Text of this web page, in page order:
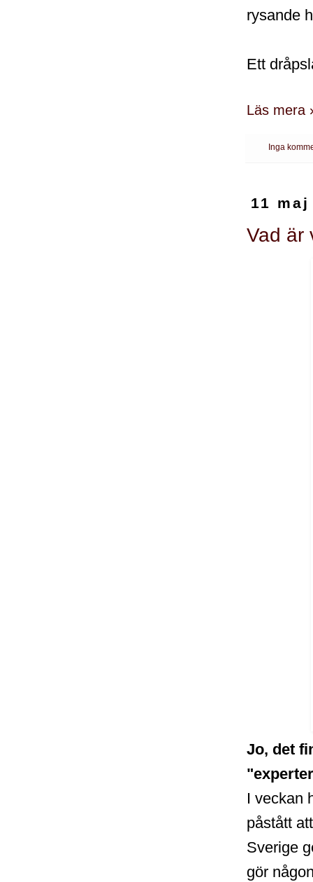
rysande
Ett
Läs mera
Inga
11 maj
Vad är
Jo, det
I veckan
påstått
Sverige
gör